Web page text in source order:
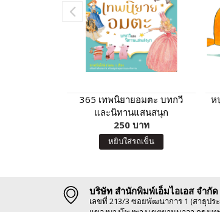
365 เทพนิยายอมตะ บทกวี
และนิทานแสนสนุก
250 บาท
หยิบใส่รถเข็น
ห
บริษัท สำนักพิมพ์เอ็มไอเอส จำกัด
เลขที่ 213/3 ซอยพัฒนาการ 1 (สาธุปร